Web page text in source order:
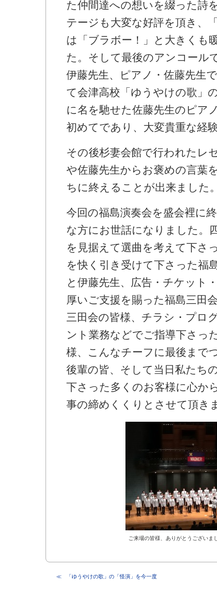
た仲間達への想いを綴った詩
テージも大変な好評を頂き、
は「ブラボー！」と大きくも
た。そして最後のアンコール
伊藤先生、ピアノ・佐藤先生
て会津高校「ゆうやけの歌」
に名を馳せた佐藤先生のピア
初めてであり、大変貴重な経
その後杉妻会館で行われたレ
や佐藤先生からお褒めの言葉
ちに終えることが出来ました
今回の福島演奏会を盛会裡に
な方にお世話になりました。
を見据えて選曲を考えて下さ
を快く引き受けて下さった福
と伊藤先生、広告・チケット
厚いご支援を賜った福島三田
三田会の皆様、チラシ・プロ
ント業務などでご指導下さっ
様、こんなチーフに最後まで
後輩の皆、そして当日私たち
下さった多くのお客様に心か
事の締めくくりとさせて頂き
ご来場の皆様、ありがとうございま
「ゆうやけの歌」の「怪演」を今一度